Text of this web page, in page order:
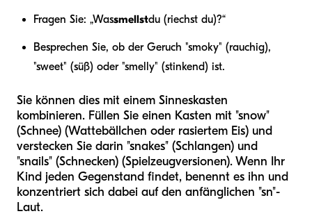
Fragen Sie: „Wassmellstdu (riechst du)?“
Besprechen Sie, ob der Geruch "smoky" (rauchig),
"sweet" (süß) oder "smelly" (stinkend) ist.
Sie können dies mit einem Sinneskasten
kombinieren. Füllen Sie einen Kasten mit "snow"
(Schnee) (Wattebällchen oder rasiertem Eis) und
verstecken Sie darin "snakes" (Schlangen) und
"snails" (Schnecken) (Spielzeugversionen). Wenn Ihr
Kind jeden Gegenstand findet, benennt es ihn und
konzentriert sich dabei auf den anfänglichen "sn"-
Laut.